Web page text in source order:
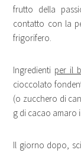
frutto della
contatto con la
frigorifero.
Ingredienti per il
cioccolato
(o zucchero di
g di cacao amaro
Il giorno dopo,